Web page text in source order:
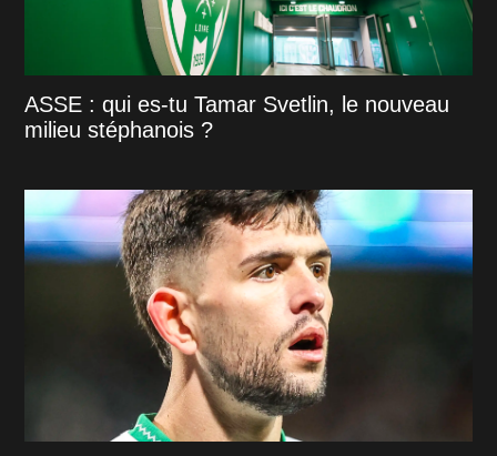
ASSE : qui es-tu Tamar Svetlin, le nouveau
milieu stéphanois ?